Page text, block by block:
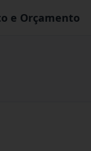
e Orçamento